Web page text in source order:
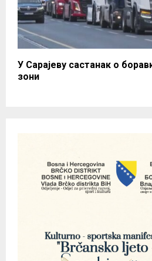
У Сарајеву састанак о
зони